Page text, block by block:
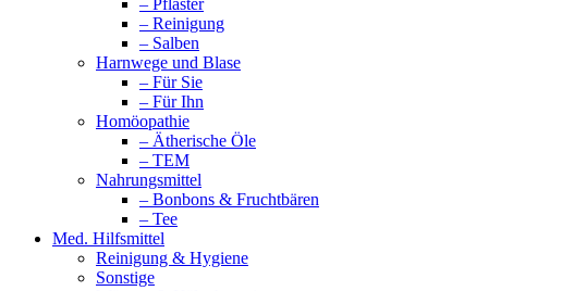
– Reinigung
– Salben
Harnwege und Blase
– Für Sie
– Für Ihn
Homöopathie
– Ätherische Öle
– TEM
Nahrungsmittel
– Bonbons & Fruchtbären
– Tee
Med. Hilfsmittel
Reinigung & Hygiene
Sonstige